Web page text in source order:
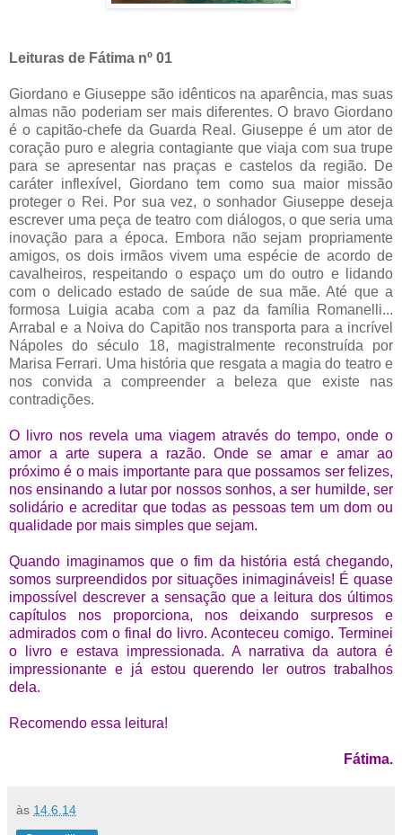
Leituras de Fátima nº 01
Giordano e Giuseppe são idênticos na aparência, mas suas
almas não poderiam ser mais diferentes. O bravo Giordano
é o capitão-chefe da Guarda Real. Giuseppe é um ator de
coração puro e alegria contagiante que viaja com sua trupe
para se apresentar nas praças e castelos da região. De
caráter inflexível, Giordano tem como sua maior missão
proteger o Rei. Por sua vez, o sonhador Giuseppe deseja
escrever uma peça de teatro com diálogos, o que seria uma
inovação para a época. Embora não sejam propriamente
amigos, os dois irmãos vivem uma espécie de acordo de
cavalheiros, respeitando o espaço um do outro e lidando
com o delicado estado de saúde de sua mãe. Até que a
formosa Luigia acaba com a paz da família Romanelli...
Arrabal e a Noiva do Capitão nos transporta para a incrível
Nápoles do século 18, magistralmente reconstruída por
Marisa Ferrari. Uma história que resgata a magia do teatro e
nos convida a compreender a beleza que existe nas
contradições.
O livro nos revela uma viagem através do tempo, onde o
amor a arte supera a razão. Onde se amar e amar ao
próximo é o mais importante para que possamos ser felizes,
nos ensinando a lutar por nossos sonhos, a ser humilde, ser
solidário e acreditar que todas as pessoas tem um dom ou
qualidade por mais simples que sejam.
Quando imaginamos que o fim da história está chegando,
somos surpreendidos por situações inimagináveis! É quase
impossível descrever a sensação que a leitura dos últimos
capítulos nos proporciona, nos deixando surpresos e
admirados com o final do livro. Aconteceu comigo. Terminei
o livro e estava impressionada. A narrativa da autora é
impressionante e já estou querendo ler outros trabalhos
dela.
Recomendo essa leitura!
Fátima.
às 14.6.14